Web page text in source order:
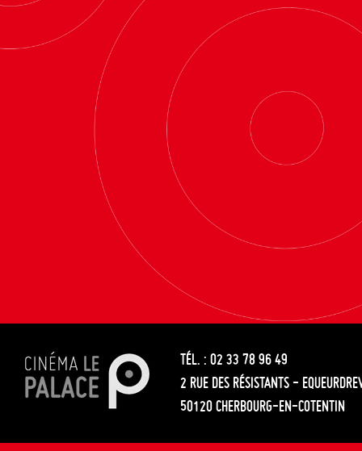
TÉL. : 02 33 78 96 49
2 RUE DES RÉSISTANTS -
50120 CHERBOURG-EN-COTENTIN